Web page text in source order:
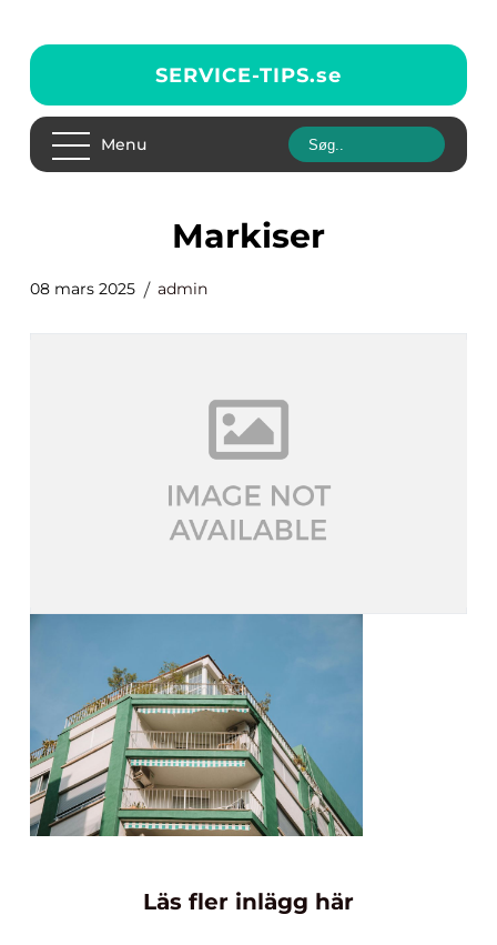
SERVICE-TIPS.se
Menu
markiser
08 mars 2025 admin
Läs fler inlägg här